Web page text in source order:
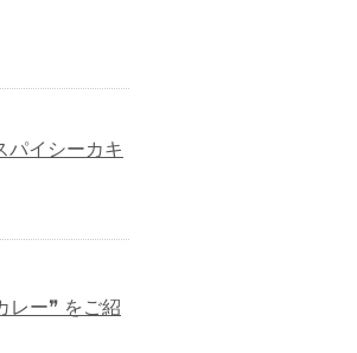
パイシーカキ
レー❞ をご紹